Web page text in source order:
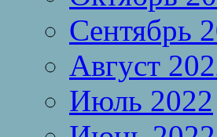
Сентябрь
Август
Июль 2022